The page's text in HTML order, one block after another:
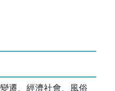
遷、經濟社會、風俗